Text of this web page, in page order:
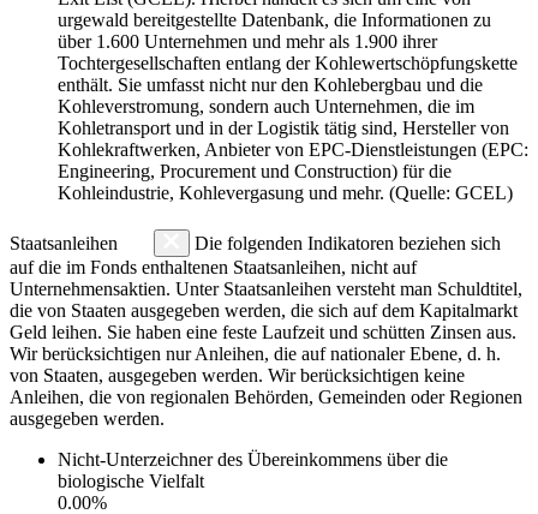
urgewald bereitgestellte Datenbank, die Informationen zu
über 1.600 Unternehmen und mehr als 1.900 ihrer
Tochtergesellschaften entlang der Kohlewertschöpfungskette
enthält. Sie umfasst nicht nur den Kohlebergbau und die
Kohleverstromung, sondern auch Unternehmen, die im
Kohletransport und in der Logistik tätig sind, Hersteller von
Kohlekraftwerken, Anbieter von EPC-Dienstleistungen (EPC:
Engineering, Procurement und Construction) für die
Kohleindustrie, Kohlevergasung und mehr. (Quelle: GCEL)
Staatsanleihen
Die folgenden Indikatoren beziehen sich
auf die im Fonds enthaltenen Staatsanleihen, nicht auf
Unternehmensaktien. Unter Staatsanleihen versteht man Schuldtitel,
die von Staaten ausgegeben werden, die sich auf dem Kapitalmarkt
Geld leihen. Sie haben eine feste Laufzeit und schütten Zinsen aus.
Wir berücksichtigen nur Anleihen, die auf nationaler Ebene, d. h.
von Staaten, ausgegeben werden. Wir berücksichtigen keine
Anleihen, die von regionalen Behörden, Gemeinden oder Regionen
ausgegeben werden.
Nicht-Unterzeichner des Übereinkommens über die
biologische Vielfalt
0.00%